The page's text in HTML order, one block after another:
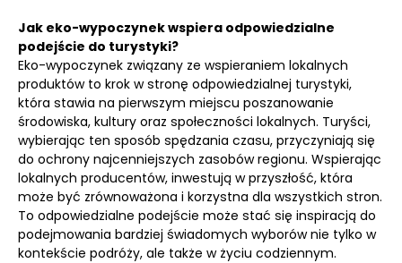
Jak eko-wypoczynek wspiera odpowiedzialne
podejście do turystyki?
Eko-wypoczynek związany ze wspieraniem lokalnych
produktów to krok w stronę odpowiedzialnej turystyki,
która stawia na pierwszym miejscu poszanowanie
środowiska, kultury oraz społeczności lokalnych. Turyści,
wybierając ten sposób spędzania czasu, przyczyniają się
do ochrony najcenniejszych zasobów regionu. Wspierając
lokalnych producentów, inwestują w przyszłość, która
może być zrównoważona i korzystna dla wszystkich stron.
To odpowiedzialne podejście może stać się inspiracją do
podejmowania bardziej świadomych wyborów nie tylko w
kontekście podróży, ale także w życiu codziennym.